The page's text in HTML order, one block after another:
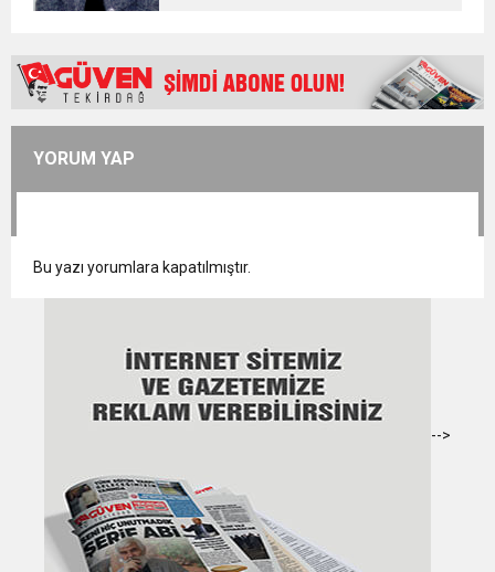
YORUM YAP
Bu yazı yorumlara kapatılmıştır.
-->